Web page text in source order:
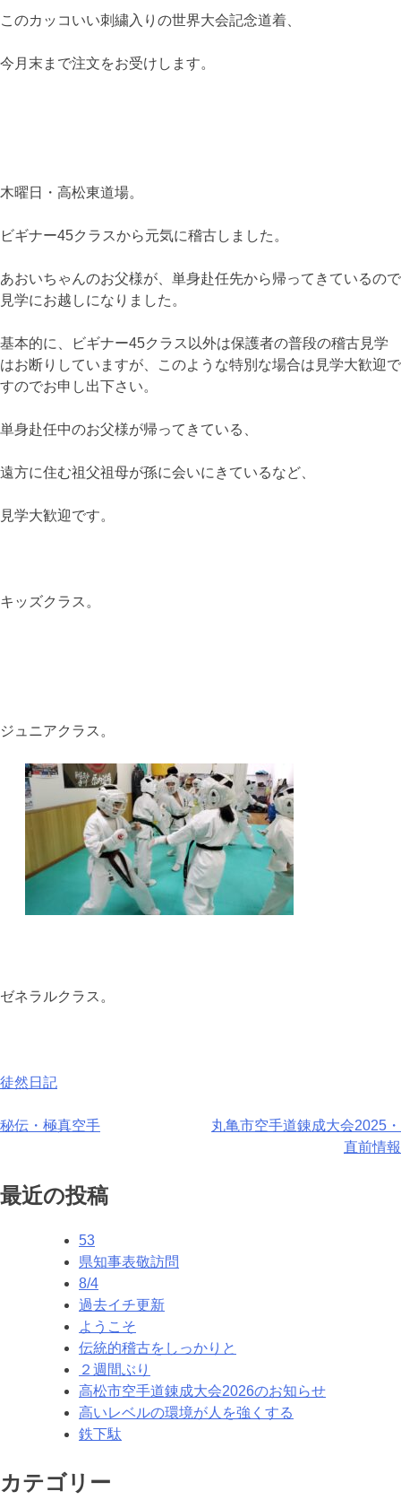
このカッコいい刺繍入りの世界大会記念道着、
今月末まで注文をお受けします。
木曜日・高松東道場。
ビギナー45クラスから元気に稽古しました。
あおいちゃんのお父様が、単身赴任先から帰ってきているので
見学にお越しになりました。
基本的に、ビギナー45クラス以外は保護者の普段の稽古見学
はお断りしていますが、このような特別な場合は見学大歓迎で
すのでお申し出下さい。
単身赴任中のお父様が帰ってきている、
遠方に住む祖父祖母が孫に会いにきているなど、
見学大歓迎です。
キッズクラス。
ジュニアクラス。
ゼネラルクラス。
徒然日記
投
ナ
秘伝・極真空手
丸亀市空手道錬成大会2025・
直前情報
最近の投稿
53
県知事表敬訪問
8/4
過去イチ更新
ようこそ
伝統的稽古をしっかりと
２週間ぶり
高松市空手道錬成大会2026のお知らせ
高いレベルの環境が人を強くする
鉄下駄
カテゴリー